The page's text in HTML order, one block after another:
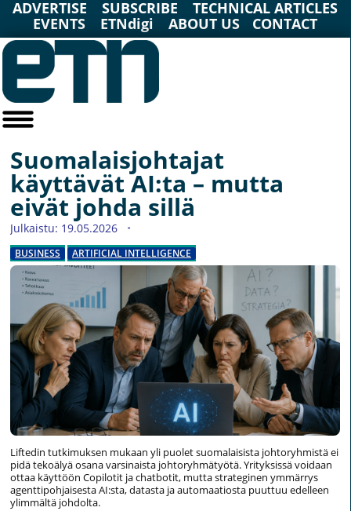
ADVERTISE SUBSCRIBE
TECHNICAL ARTICLES
EVENTS
ETNdigi ABOUT US CONTACT
Suomalaisjohtajat
käyttävät AI:ta – mutta
eivät johda sillä
Julkaistu: 19.05.2026
BUSINESS ARTIFICIAL INTELLIGENCE
Liftedin tutkimuksen mukaan yli puolet suomalaisista johtoryhmistä ei
pidä tekoälyä osana varsinaista johtoryhmätyötä. Yrityksissä voidaan
ottaa käyttöön Copilotit ja chatbotit, mutta strateginen ymmärrys
agenttipohjaisesta AI:sta, datasta ja automaatiosta puuttuu edelleen
ylimmältä johdolta.